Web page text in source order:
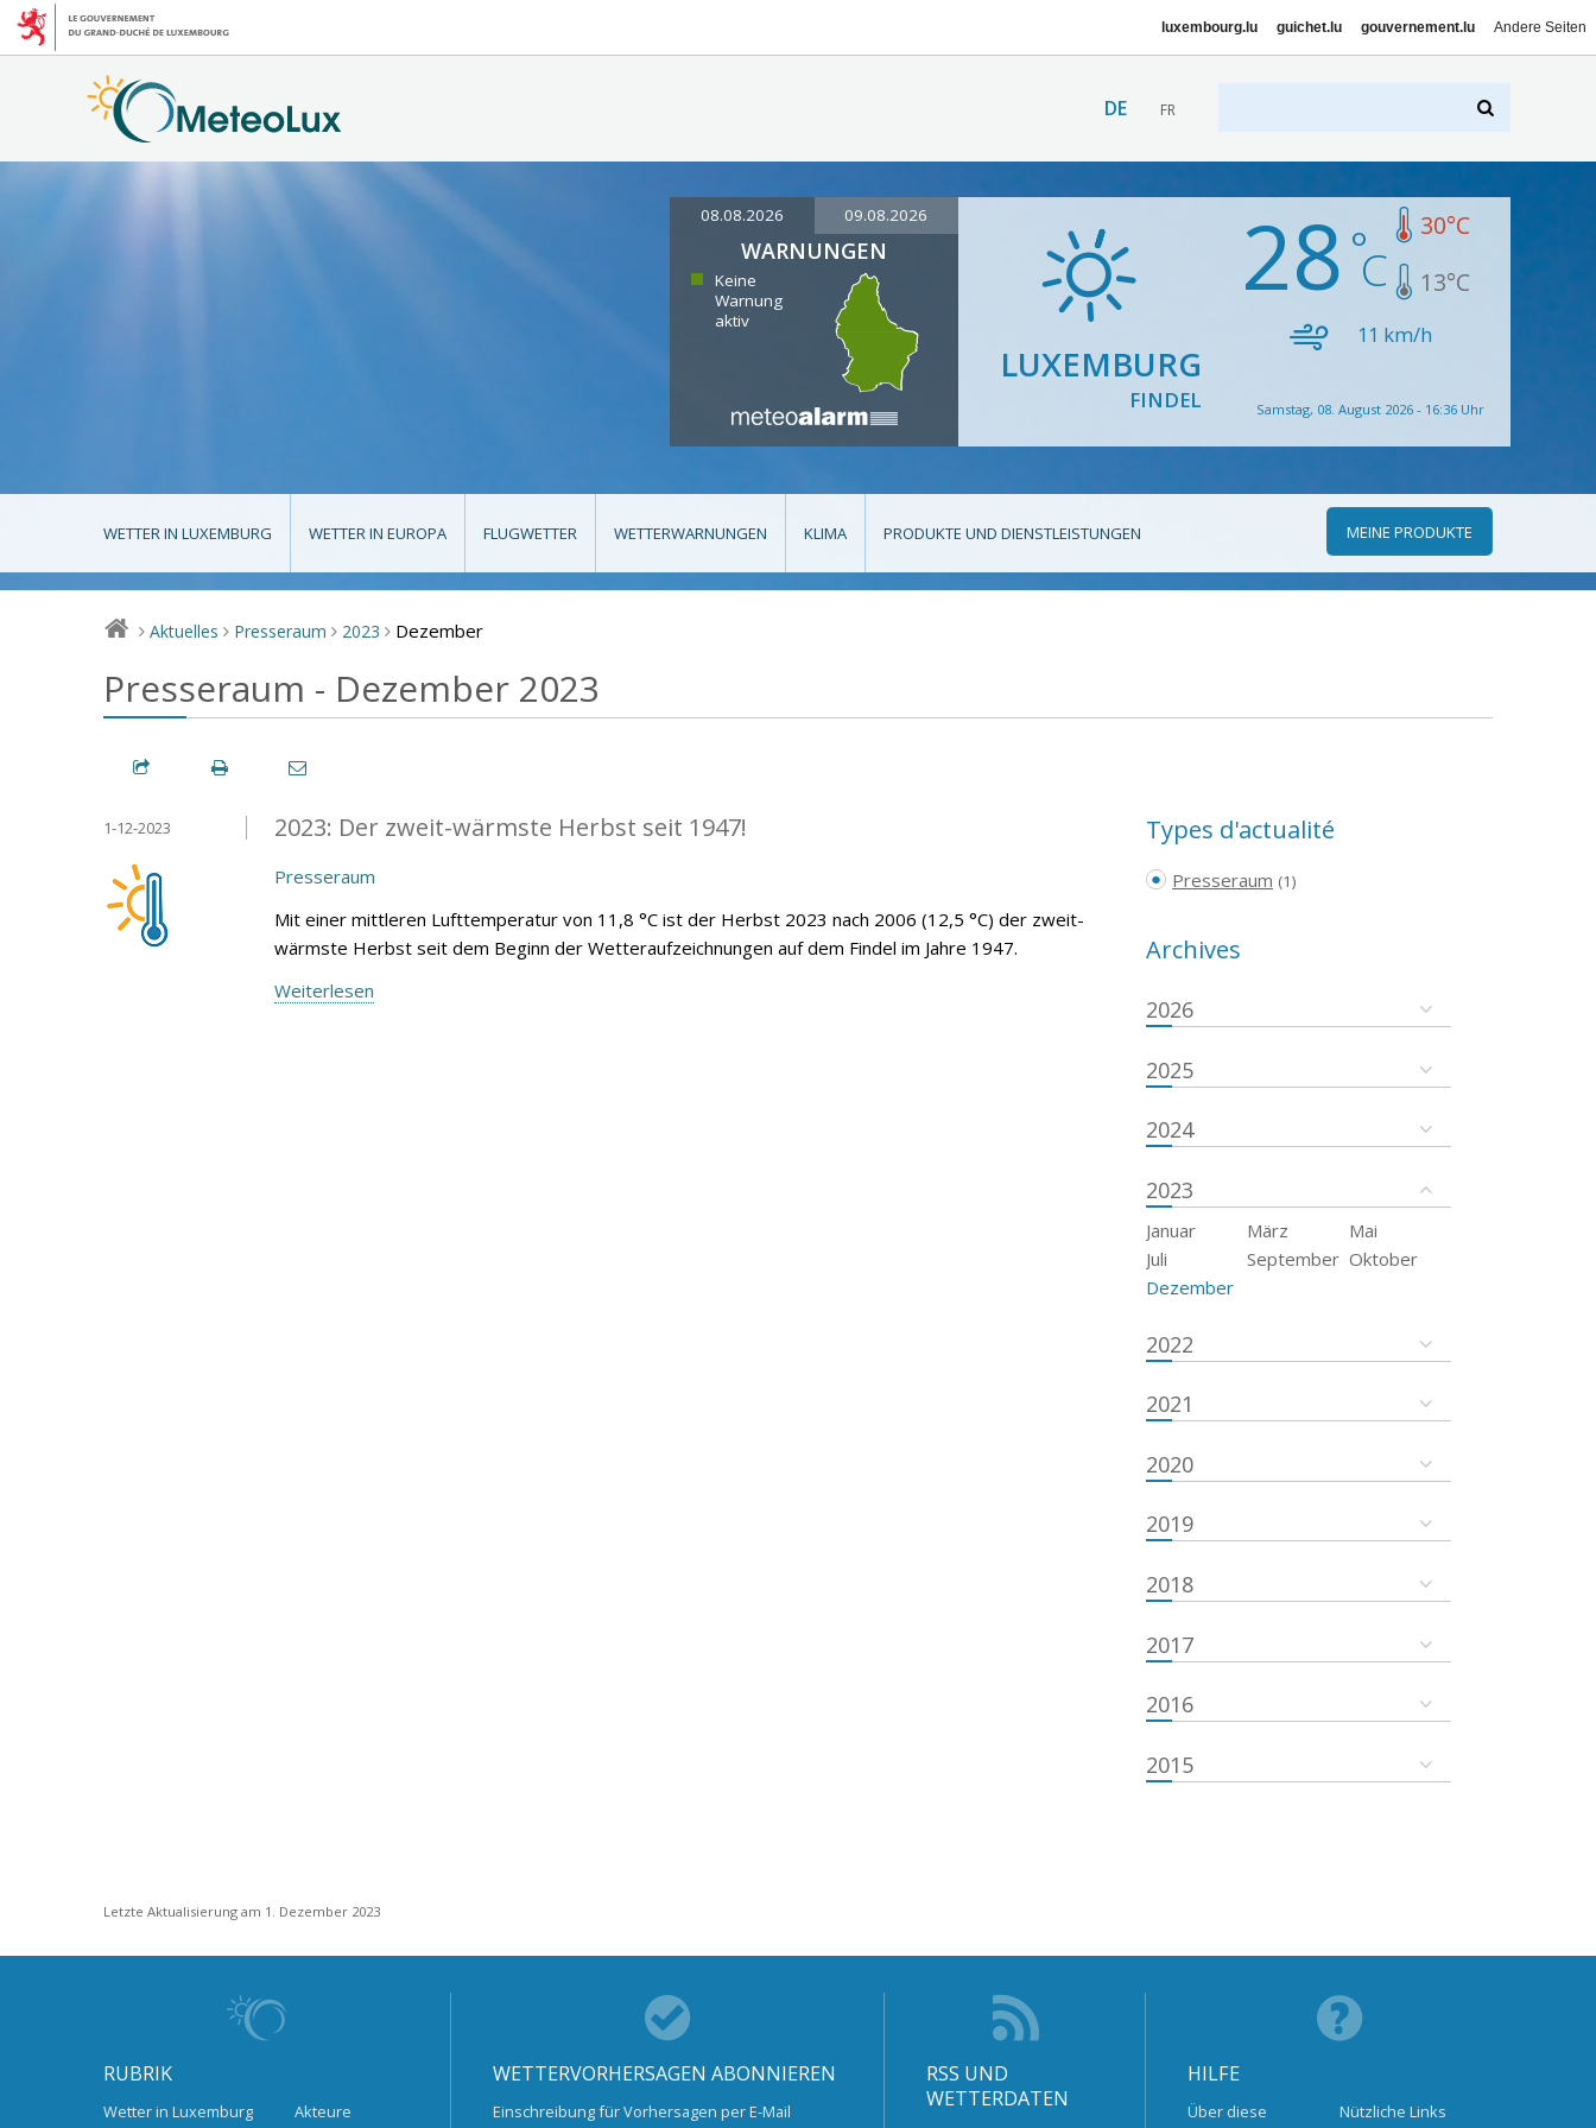
luxembourg.lu guichet.lu gouvernement.lu Andere Seiten
DE FR
08.08.2026 09.08.2026
WARNUNGEN
Keine
Warnung
aktiv
LUXEMBURG
FINDEL
28 30°C
13°C
11 km/h
Samstag, 08. August 2026 - 16:36 Uhr
WETTER IN LUXEMBURG WETTER IN EUROPA FLUGWETTER WETTERWARNUNGEN KLIMA PRODUKTE UND DIENSTLEISTUNGEN MEINE PRODUKTE
> Aktuelles > Presseraum > 2023 > Dezember
Presseraum - Dezember 2023
2023: Der zweit-wärmste Herbst seit 1947!
1-12-2023
Presseraum
Mit einer mittleren Lufttemperatur von 11,8 °C ist der Herbst 2023 nach 2006 (12,5 °C) der zweit-
wärmste Herbst seit dem Beginn der Wetteraufzeichnungen auf dem Findel im Jahre 1947.
Weiterlesen
Types d'actualité
Presseraum (1)
Archives
2026
2025
2024
2023
Januar März
Mai
Juli
September Oktober
Dezember
2022
2021
2020
2019
2018
2017
2016
2015
Letzte Aktualisierung am 1. Dezember 2023
RUBRIK
Wetter in Luxemburg Akteure
WETTERVORHERSAGEN ABONNIEREN
Einschreibung für Vorhersagen per E-Mail
RSS UND
WETTERDATEN
HILFE
Über diese
Nützliche Links